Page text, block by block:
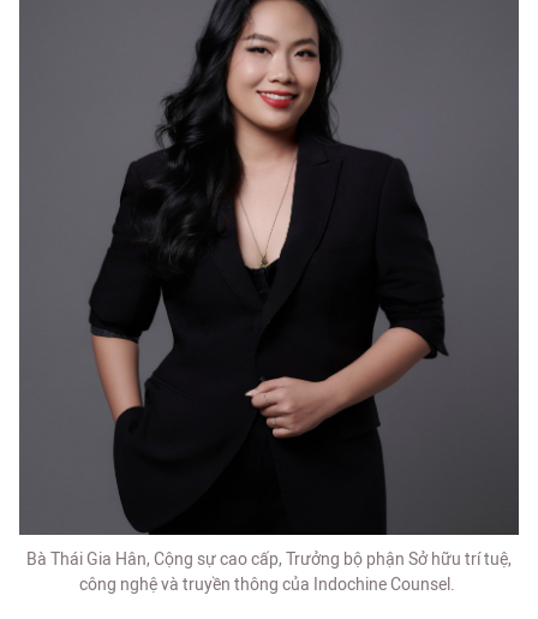
Bà Thái Gia Hân, Cộng sự cao cấp, Trưởng bộ phận Sở hữu trí tuệ,
công nghệ và truyền thông của Indochine Counsel.